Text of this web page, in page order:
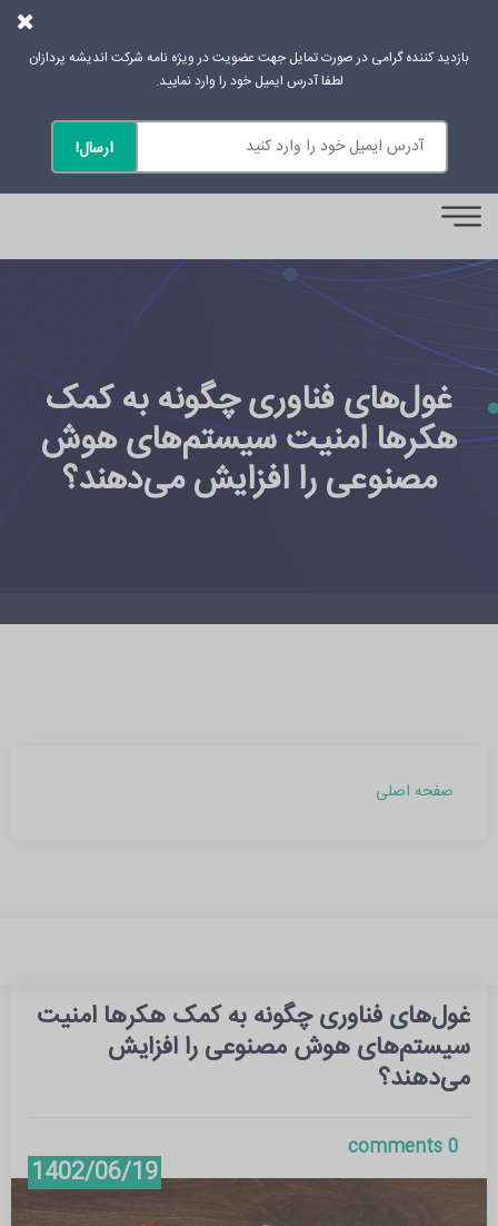
غول‌های فناوری چگونه به کمک
هکرها امنیت سیستم‌های هوش
مصنوعی را افزایش می‌دهند؟
صفحه اصلی
غول‌های فناوری چگونه به کمک هکرها امنیت
سیستم‌های هوش مصنوعی را افزایش
می‌دهند؟
0 comments
1402/06/19
بازدید کننده گرامی در صورت تمایل جهت عضویت در ویژه نامه شرکت اندیشه پردازان
لطفا آدرس ایمیل خود را وارد نمایید.